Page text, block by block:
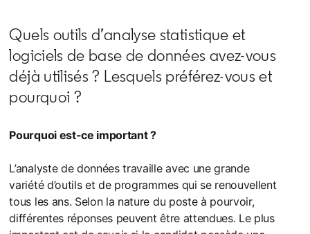
Quels outils d’analyse statistique et
logiciels de base de données avez-vous
déjà utilisés ? Lesquels préférez-vous et
pourquoi ?
Pourquoi est-ce important ?
L’analyste de données travaille avec une grande
variété d’outils et de programmes qui se renouvellent
tous les ans. Selon la nature du poste à pourvoir,
différentes réponses peuvent être attendues. Le plus